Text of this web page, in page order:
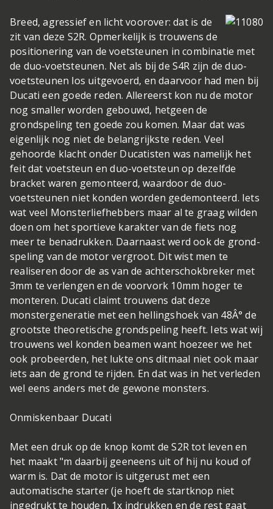
Breed, agressief en licht voorover: dat is de
zit van deze S2R. Opmerkelijk is trouwens de
positionering van de voetsteunen in combinatie met
de duo-voetsteunen. Net als bij de S4R zijn de duo-
voetsteunen los uitgevoerd, en daarvoor had men bij
Ducati een goede reden. Allereerst kon nu de motor
nog smaller worden gebouwd, hetgeen de
grondspeling ten goede zou komen. Maar dat was
eigenlijk nog niet de belangrijkste reden. Veel
gehoorde klacht onder Ducatisten was namelijk het
feit dat voetsteun en duo-voetsteun op dezelfde
bracket waren gemonteerd, waardoor de duo-
voetsteunen niet konden worden gedemonteerd. Iets
wat veel Monsterliefhebbers maar al te graag wilden
doen om het sportieve karakter van de fiets nog
meer te benadrukken. Daarnaast werd ook de grond-
speling van de motor vergroot. Dit wist men te
realiseren door de as van de achterschokbreker met
3mm te verlengen en de voorvork 10mm hoger te
monteren. Ducati claimt trouwens dat deze
monstergeneratie met een hellingshoek van 48Â° de
grootste theoretische grondspeling heeft. Iets wat wij
trouwens wel konden beamen want hoezeer we het
ook probeerden, het lukte ons ditmaal niet ook maar
iets aan de grond te rijden. En dat was in het verleden
wel eens anders met de gewone monsters.
Onmiskenbaar Ducati
Met een druk op de knop komt de S2R tot leven en
het maakt "m daarbij geeneens uit of hij nu koud of
warm is. Dat de motor is uitgerust met een
automatische starter (je hoeft de startknop niet
ingedrukt te houden, 1x indrukken en de rest gaat